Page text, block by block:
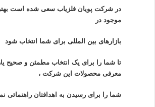
در شرکت پویان فلزیاب سعی شده است
موجود در
بازار‌های بین المللی برای شما انتخاب شود
تا شما را برای یک انتخاب مطمئن و صحیح
معرفی محصولات این شرکت ،
شما را برای رسیدن به اهدافتان راهنمائی